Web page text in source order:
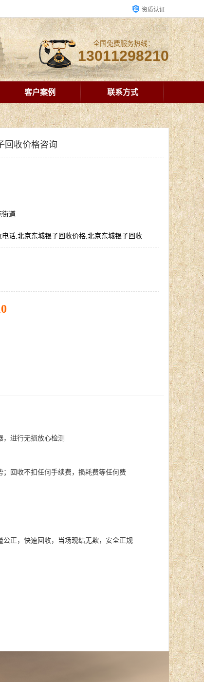
资质认证
全国免费服务热线：
13011298210
客户案例 联系方式
回收价格咨询
街道
话,北京东城银子回收价格,北京东城银子回收
进行无损放心检测
回收不扣任何手续费，损耗费等任何费
正，快速回收，当场现结无欺，安全正规